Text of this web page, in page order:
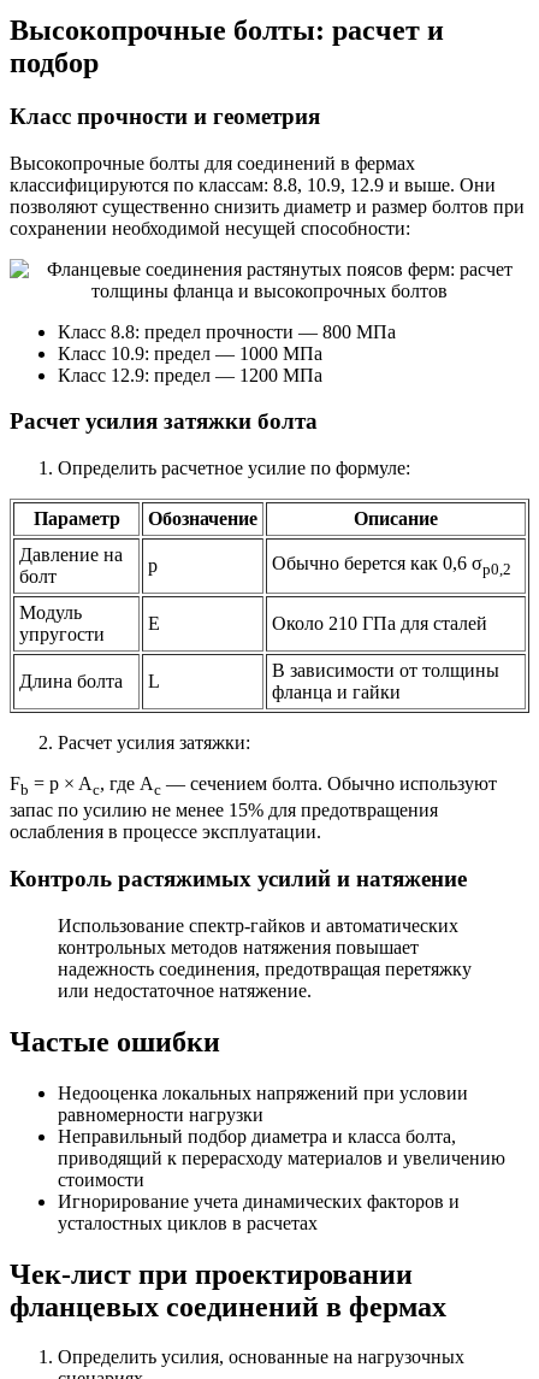
Высокопрочные болты: расчет и
подбор
Класс прочности и геометрия
Высокопрочные болты для соединений в фермах
классифицируются по классам: 8.8, 10.9, 12.9 и выше. Они
позволяют существенно снизить диаметр и размер болтов при
сохранении необходимой несущей способности:
Класс 8.8: предел прочности — 800 МПа
Класс 10.9: предел — 1000 МПа
Класс 12.9: предел — 1200 МПа
Расчет усилия затяжки болта
Определить расчетное усилие по формуле:
Параметр Обозначение
Описание
Давление на
болт
p Обычно берется как 0,6 σp0,2
Модуль
упругости
E Около 210 ГПа для сталей
Длина болта L
В зависимости от толщины
фланца и гайки
Расчет усилия затяжки:
Fb = p × Aс, где Aс — сечением болта. Обычно используют
запас по усилию не менее 15% для предотвращения
ослабления в процессе эксплуатации.
Контроль растяжимых усилий и натяжение
Использование спектр-гайков и автоматических
контрольных методов натяжения повышает
надежность соединения, предотвращая перетяжку
или недостаточное натяжение.
Частые ошибки
Недооценка локальных напряжений при условии
равномерности нагрузки
Неправильный подбор диаметра и класса болта,
приводящий к перерасходу материалов и увеличению
стоимости
Игнорирование учета динамических факторов и
усталостных циклов в расчетах
Чек-лист при проектировании
фланцевых соединений в фермах
Определить усилия, основанные на нагрузочных